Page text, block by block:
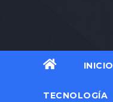
INICIO
TECNOLOGÍA